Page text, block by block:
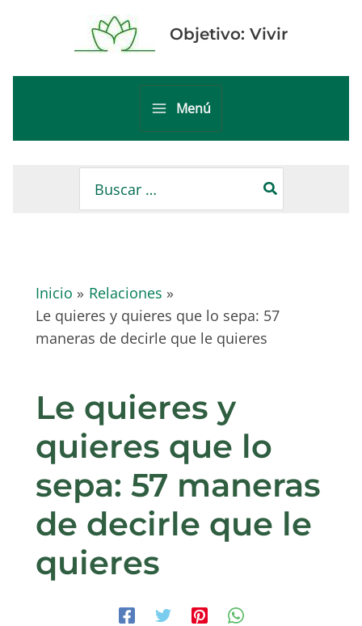
contenido
Objetivo: Vivir
Main
Menu
Menú
por:
Inicio
Relaciones
Le quieres y quieres que lo sepa: 57
maneras de decirle que le quieres
Le quieres y
quieres que lo
sepa: 57 maneras
de decirle que le
quieres